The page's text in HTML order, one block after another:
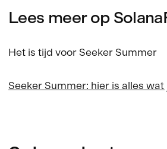
Lees meer op
Het is tijd voor Seeker Summer
Seeker Summer: hier is alles